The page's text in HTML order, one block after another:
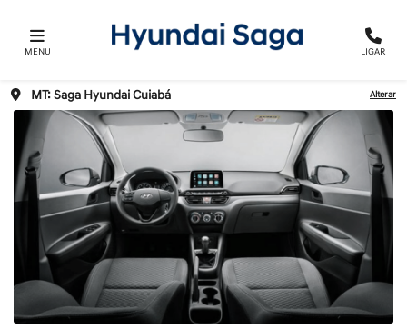
MENU LIGAR
MT: Saga Hyundai Cuiabá Alterar